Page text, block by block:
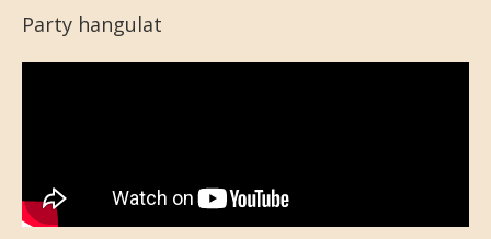
Party hangulat